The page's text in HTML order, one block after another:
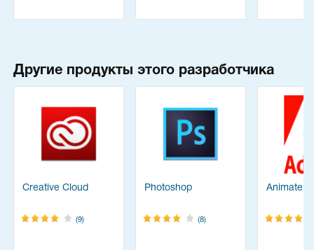
Другие продукты этого разработчика
Creative Cloud
(9)
Photoshop
(8)
Animate